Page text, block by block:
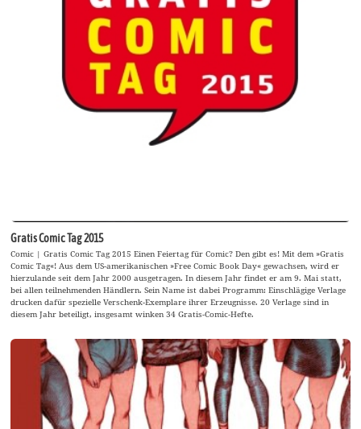
Gratis Comic Tag 2015
Comic | Gratis Comic Tag 2015 Einen Feiertag für Comic? Den gibt es! Mit dem »Gratis
Comic Tag«! Aus dem US-amerikanischen »Free Comic Book Day« gewachsen, wird er
hierzulande seit dem Jahr 2000 ausgetragen. In diesem Jahr findet er am 9. Mai statt,
bei allen teilnehmenden Händlern. Sein Name ist dabei Programm: Einschlägige Verlage
drucken dafür spezielle Verschenk-Exemplare ihrer Erzeugnisse. 20 Verlage sind in
diesem Jahr beteiligt, insgesamt winken 34 Gratis-Comic-Hefte.